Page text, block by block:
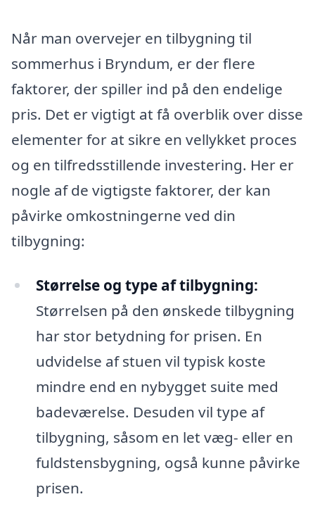
Når man overvejer en tilbygning til
sommerhus i Bryndum, er der flere
faktorer, der spiller ind på den endelige
pris. Det er vigtigt at få overblik over disse
elementer for at sikre en vellykket proces
og en tilfredsstillende investering. Her er
nogle af de vigtigste faktorer, der kan
påvirke omkostningerne ved din
tilbygning:
Størrelse og type af tilbygning:
Størrelsen på den ønskede tilbygning
har stor betydning for prisen. En
udvidelse af stuen vil typisk koste
mindre end en nybygget suite med
badeværelse. Desuden vil type af
tilbygning, såsom en let væg- eller en
fuldstensbygning, også kunne påvirke
prisen.